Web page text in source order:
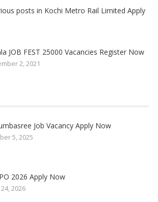
posts in Kochi Metro Rail Limited Apply
JOB FEST 25000 Vacancies Register Now
2, 2021
Job Vacancy Apply Now
5, 2025
2026 Apply Now
2026